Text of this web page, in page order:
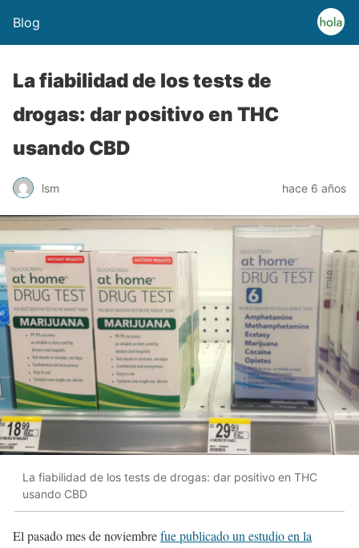
Blog
La fiabilidad de los tests de
drogas: dar positivo en THC
usando CBD
lsm hace 6 años
La fiabilidad de los tests de drogas: dar positivo en THC
usando CBD
El pasado mes de noviembrefue publicado un estudio en la